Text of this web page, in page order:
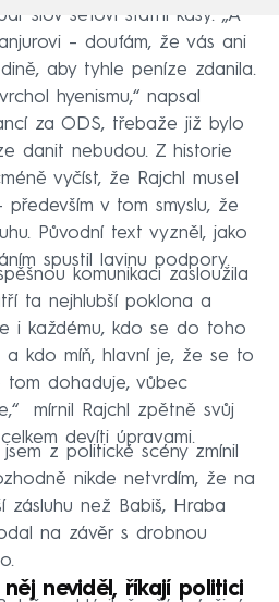
slov šéfovi státní kasy. „A
– doufám, že vás ani
aby tyhle peníze zdanila.
hyenismu,“ napsal
za ODS, třebaže již bylo
danit nebudou. Z historie
vyčíst, že Rajchl musel
především v tom smyslu, že
Původní text vyzněl, jako
spustil lavinu podpory.
komunikaci zasloužila
ta nejhlubší poklona a
i každému, kdo se do toho
a kdo míň, hlavní je, že se to
tom dohaduje, vůbec
mírnil Rajchl zpětně svůj
devíti úpravami.
z politické scény zmínil
nikde netvrdím, že na
zásluhu než Babiš, Hraba
na závěr s drobnou
něj neviděl, říkají politici